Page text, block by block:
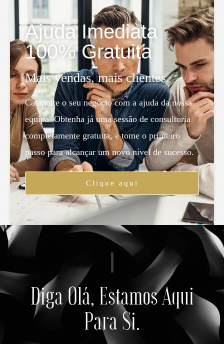
Ajuda Imediata
100% Gratuita
Mais vendas, mais clientes.
Catapulte o seu negócio com a ajuda da nossa
equipa. Obtenha já uma sessão de consultoria
completamente gratuita, e tome o primeiro
passo para alcançar um novo nível de sucesso.
Clique aqui
Diga Olá, Estamos Aqui
Para Si.